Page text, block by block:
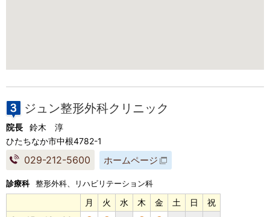
ジュン整形外科クリニック
院長
鈴木 淳
ひたちなか市中根4782-1
029-212-5600 ホームページ
診療科 整形外科、リハビリテーション科
月 火 水 木 金 土 日
祝